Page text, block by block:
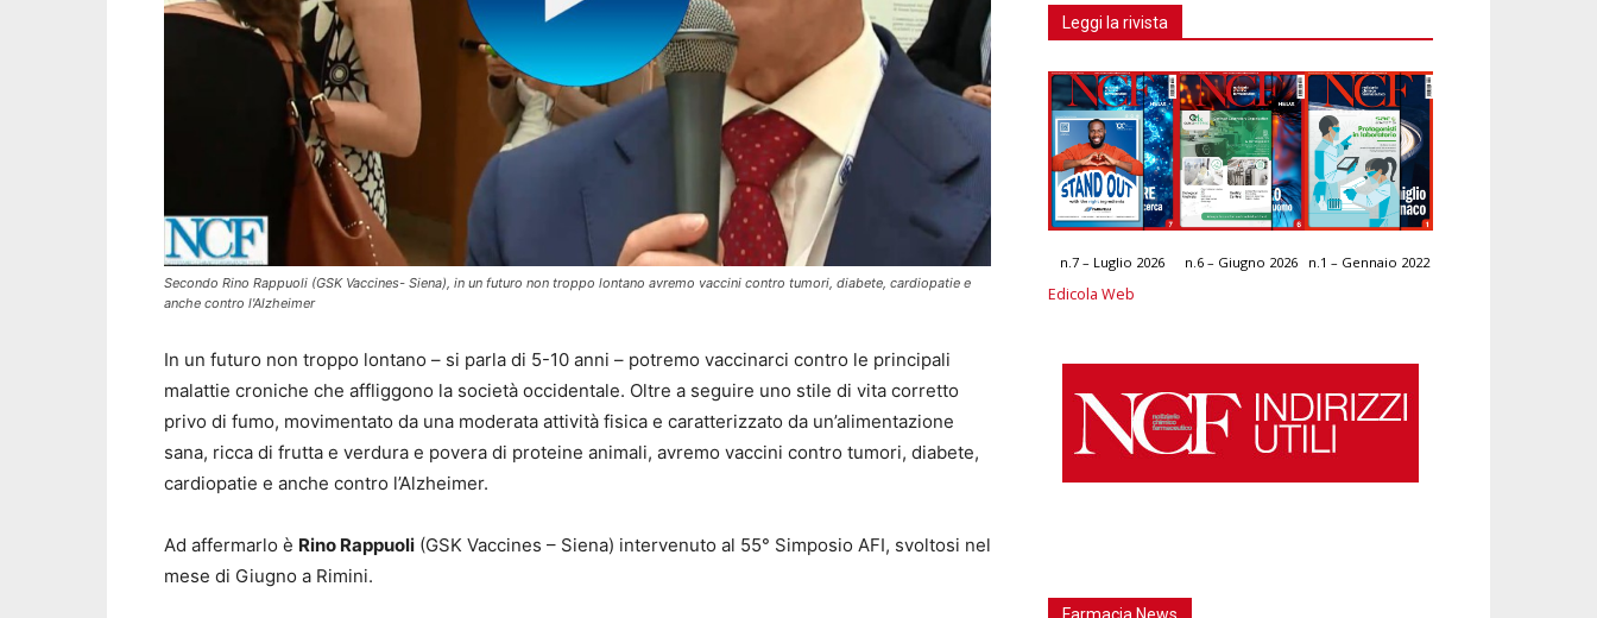
Secondo Rino Rappuoli (GSK Vaccines- Siena), in un futuro non troppo lontano avremo vaccini contro tumori, diabete, cardiopatie e
anche contro l'Alzheimer
In un futuro non troppo lontano – si parla di 5-10 anni – potremo vaccinarci contro le principali
malattie croniche che affliggono la società occidentale. Oltre a seguire uno stile di vita corretto
privo di fumo, movimentato da una moderata attività fisica e caratterizzato da un’alimentazione
sana, ricca di frutta e verdura e povera di proteine animali, avremo vaccini contro tumori, diabete,
cardiopatie e anche contro l’Alzheimer.
Ad affermarlo è Rino Rappuoli (GSK Vaccines – Siena) intervenuto al 55° Simposio AFI, svoltosi nel
mese di Giugno a Rimini.
Leggi la rivista
n.7 – Luglio 2026 n.6 – Giugno 2026 n.1 – Gennaio 2022
Edicola Web